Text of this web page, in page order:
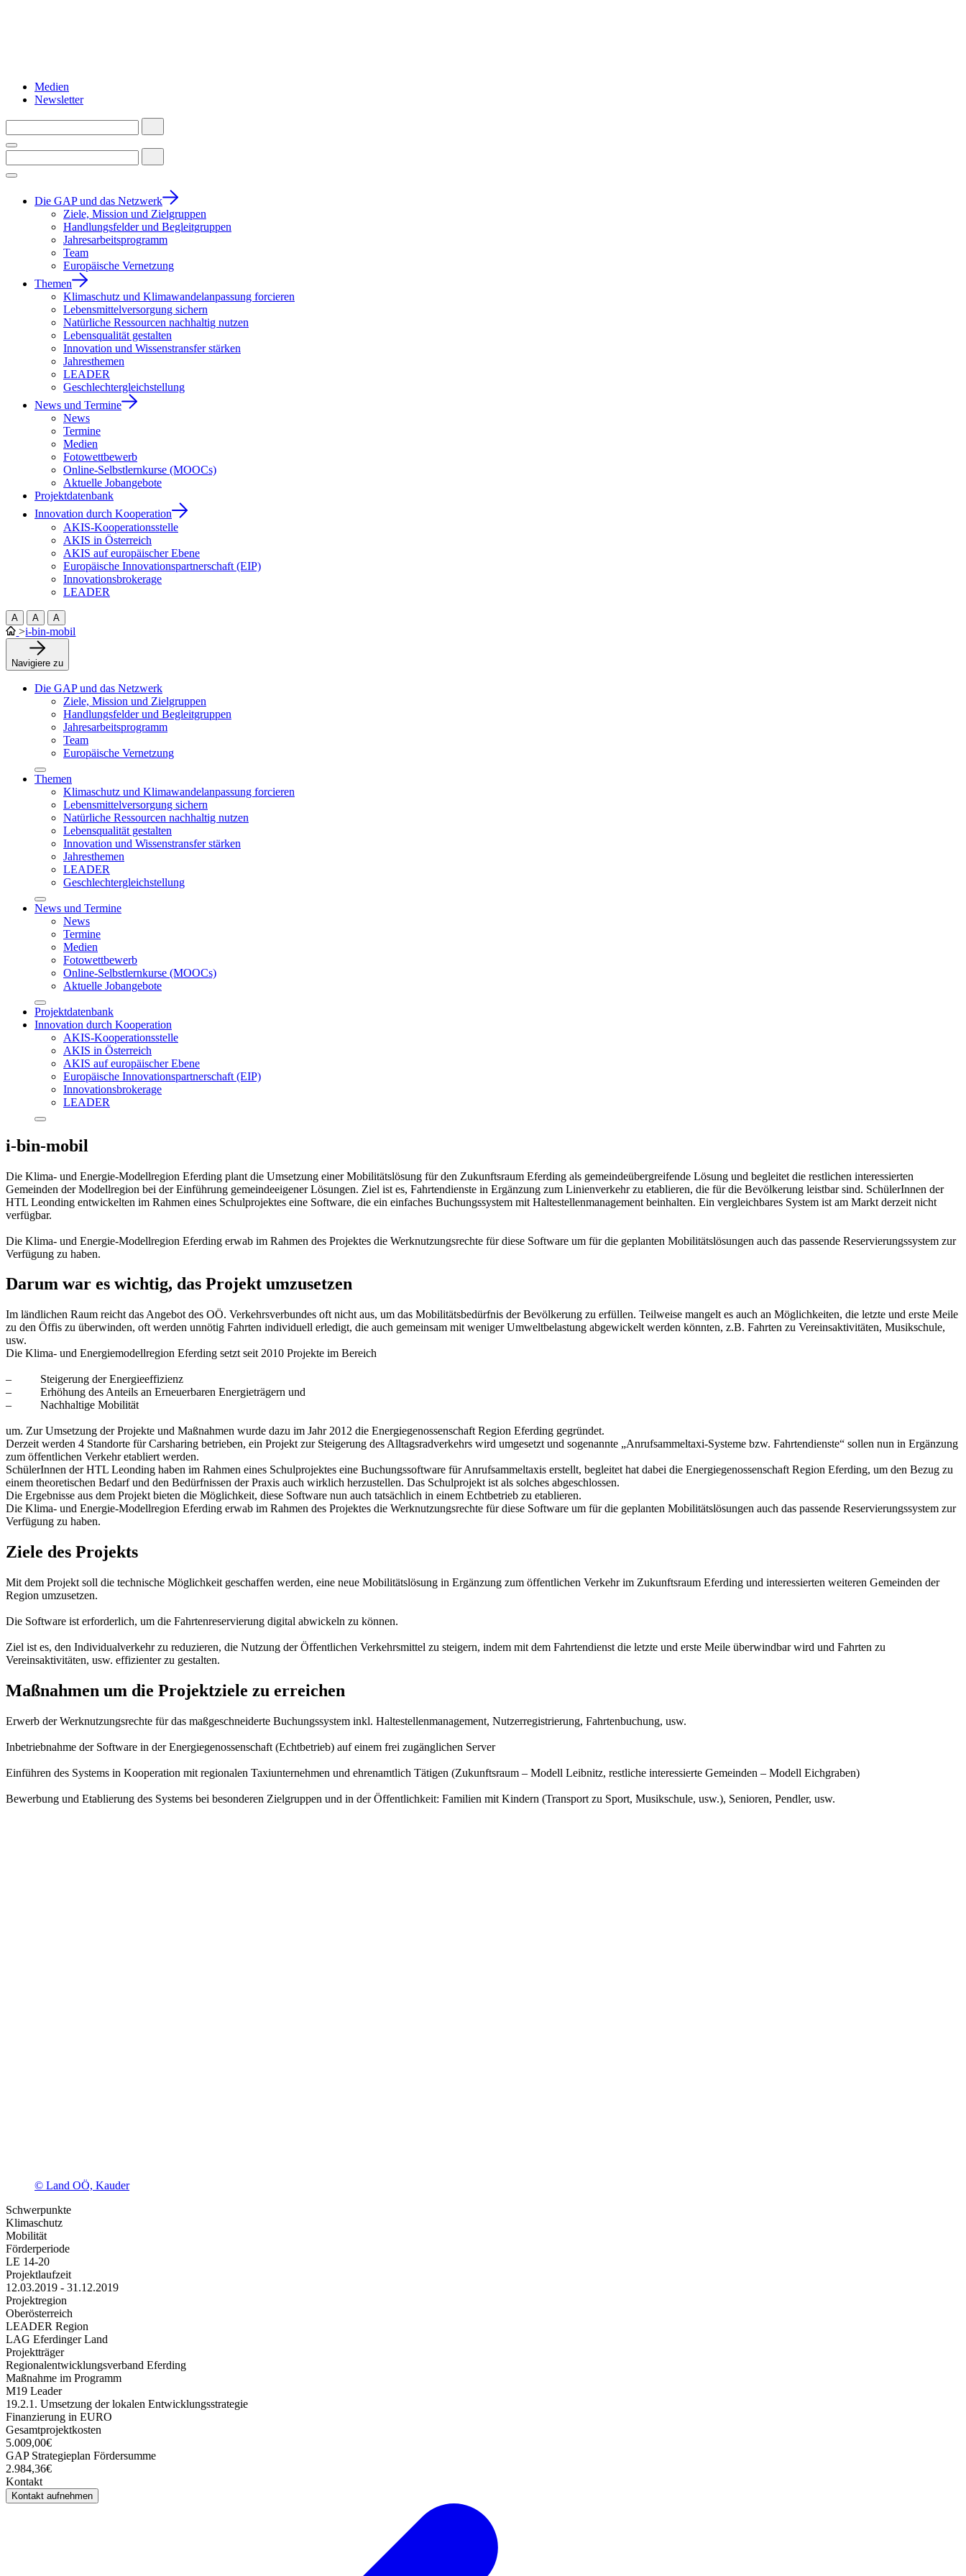
Medien
Newsletter
Die GAP und das Netzwerk
Ziele, Mission und Zielgruppen
Handlungsfelder und Begleitgruppen
Jahresarbeitsprogramm
Team
Europäische Vernetzung
Themen
Klimaschutz und Klimawandelanpassung forcieren
Lebensmittelversorgung sichern
Natürliche Ressourcen nachhaltig nutzen
Lebensqualität gestalten
Innovation und Wissenstransfer stärken
Jahresthemen
LEADER
Geschlechtergleichstellung
News und Termine
News
Termine
Medien
Fotowettbewerb
Online-Selbstlernkurse (MOOCs)
Aktuelle Jobangebote
Projektdatenbank
Innovation durch Kooperation
AKIS-Kooperationsstelle
AKIS in Österreich
AKIS auf europäischer Ebene
Europäische Innovationspartnerschaft (EIP)
Innovationsbrokerage
LEADER
A A A
>i-bin-mobil
Navigiere zu
Die GAP und das Netzwerk
Ziele, Mission und Zielgruppen
Handlungsfelder und Begleitgruppen
Jahresarbeitsprogramm
Team
Europäische Vernetzung
Themen
Klimaschutz und Klimawandelanpassung forcieren
Lebensmittelversorgung sichern
Natürliche Ressourcen nachhaltig nutzen
Lebensqualität gestalten
Innovation und Wissenstransfer stärken
Jahresthemen
LEADER
Geschlechtergleichstellung
News und Termine
News
Termine
Medien
Fotowettbewerb
Online-Selbstlernkurse (MOOCs)
Aktuelle Jobangebote
Projektdatenbank
Innovation durch Kooperation
AKIS-Kooperationsstelle
AKIS in Österreich
AKIS auf europäischer Ebene
Europäische Innovationspartnerschaft (EIP)
Innovationsbrokerage
LEADER
i-bin-mobil
Die Klima- und Energie-Modellregion Eferding plant die Umsetzung einer Mobilitätslösung für den Zukunftsraum Eferding als gemeindeübergreifende Lösung und begleitet die restlichen interessierten
Gemeinden der Modellregion bei der Einführung gemeindeeigener Lösungen. Ziel ist es, Fahrtendienste in Ergänzung zum Linienverkehr zu etablieren, die für die Bevölkerung leistbar sind. SchülerInnen der
HTL Leonding entwickelten im Rahmen eines Schulprojektes eine Software, die ein einfaches Buchungssystem mit Haltestellenmanagement beinhalten. Ein vergleichbares System ist am Markt derzeit nicht
verfügbar.
Die Klima- und Energie-Modellregion Eferding erwab im Rahmen des Projektes die Werknutzungsrechte für diese Software um für die geplanten Mobilitätslösungen auch das passende Reservierungssystem zur
Verfügung zu haben.
Darum war es wichtig, das Projekt umzusetzen
Im ländlichen Raum reicht das Angebot des OÖ. Verkehrsverbundes oft nicht aus, um das Mobilitätsbedürfnis der Bevölkerung zu erfüllen. Teilweise mangelt es auch an Möglichkeiten, die letzte und erste Meile
zu den Öffis zu überwinden, oft werden unnötig Fahrten individuell erledigt, die auch gemeinsam mit weniger Umweltbelastung abgewickelt werden könnten, z.B. Fahrten zu Vereinsaktivitäten, Musikschule,
usw.
Die Klima- und Energiemodellregion Eferding setzt seit 2010 Projekte im Bereich
– Steigerung der Energieeffizienz
– Erhöhung des Anteils an Erneuerbaren Energieträgern und
– Nachhaltige Mobilität
um. Zur Umsetzung der Projekte und Maßnahmen wurde dazu im Jahr 2012 die Energiegenossenschaft Region Eferding gegründet.
Derzeit werden 4 Standorte für Carsharing betrieben, ein Projekt zur Steigerung des Alltagsradverkehrs wird umgesetzt und sogenannte „Anrufsammeltaxi-Systeme bzw. Fahrtendienste“ sollen nun in Ergänzung
zum öffentlichen Verkehr etabliert werden.
SchülerInnen der HTL Leonding haben im Rahmen eines Schulprojektes eine Buchungssoftware für Anrufsammeltaxis erstellt, begleitet hat dabei die Energiegenossenschaft Region Eferding, um den Bezug zu
einem theoretischen Bedarf und den Bedürfnissen der Praxis auch wirklich herzustellen. Das Schulprojekt ist als solches abgeschlossen.
Die Ergebnisse aus dem Projekt bieten die Möglichkeit, diese Software nun auch tatsächlich in einem Echtbetrieb zu etablieren.
Die Klima- und Energie-Modellregion Eferding erwab im Rahmen des Projektes die Werknutzungsrechte für diese Software um für die geplanten Mobilitätslösungen auch das passende Reservierungssystem zur
Verfügung zu haben.
Ziele des Projekts
Mit dem Projekt soll die technische Möglichkeit geschaffen werden, eine neue Mobilitätslösung in Ergänzung zum öffentlichen Verkehr im Zukunftsraum Eferding und interessierten weiteren Gemeinden der
Region umzusetzen.
Die Software ist erforderlich, um die Fahrtenreservierung digital abwickeln zu können.
Ziel ist es, den Individualverkehr zu reduzieren, die Nutzung der Öffentlichen Verkehrsmittel zu steigern, indem mit dem Fahrtendienst die letzte und erste Meile überwindbar wird und Fahrten zu
Vereinsaktivitäten, usw. effizienter zu gestalten.
Maßnahmen um die Projektziele zu erreichen
Erwerb der Werknutzungsrechte für das maßgeschneiderte Buchungssystem inkl. Haltestellenmanagement, Nutzerregistrierung, Fahrtenbuchung, usw.
Inbetriebnahme der Software in der Energiegenossenschaft (Echtbetrieb) auf einem frei zugänglichen Server
Einführen des Systems in Kooperation mit regionalen Taxiunternehmen und ehrenamtlich Tätigen (Zukunftsraum – Modell Leibnitz, restliche interessierte Gemeinden – Modell Eichgraben)
Bewerbung und Etablierung des Systems bei besonderen Zielgruppen und in der Öffentlichkeit: Familien mit Kindern (Transport zu Sport, Musikschule, usw.), Senioren, Pendler, usw.
© Land OÖ, Kauder
Schwerpunkte
Klimaschutz
Mobilität
Förderperiode
LE 14-20
Projektlaufzeit
12.03.2019 - 31.12.2019
Projektregion
Oberösterreich
LEADER Region
LAG Eferdinger Land
Projektträger
Regionalentwicklungsverband Eferding
Maßnahme im Programm
M19 Leader
19.2.1. Umsetzung der lokalen Entwicklungsstrategie
Finanzierung in EURO
Gesamtprojektkosten
5.009,00€
GAP Strategieplan Fördersumme
2.984,36€
Kontakt
Kontakt aufnehmen